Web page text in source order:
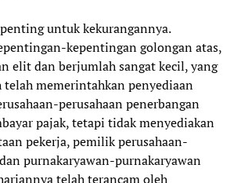
untuk kekurangannya.
kepentingan golongan atas,
elit dan berjumlah sangat kecil, yang
memerintahkan penyediaan
perusahaan penerbangan
pajak, tetapi tidak menyediakan
pekerja, pemilik perusahaan-
purnakaryawan-purnakaryawan
telah terancam oleh